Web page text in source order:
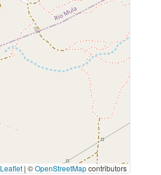
Leaflet | ©OpenStreetMapcontributors